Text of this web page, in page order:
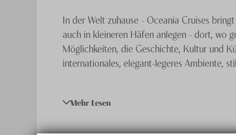
In der Welt zuhause - Oceania Cruises
auch in kleineren Häfen anlegen - dort, wo
Möglichkeiten, die Geschichte, Kultur und
internationales, elegant-legeres Ambiente,
Mehr Lesen